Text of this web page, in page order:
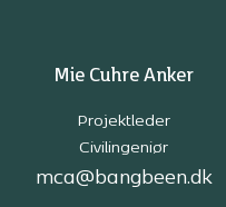
Mie Cuhre Anker
Projektleder
Civilingeniør
mca@bangbeen.dk